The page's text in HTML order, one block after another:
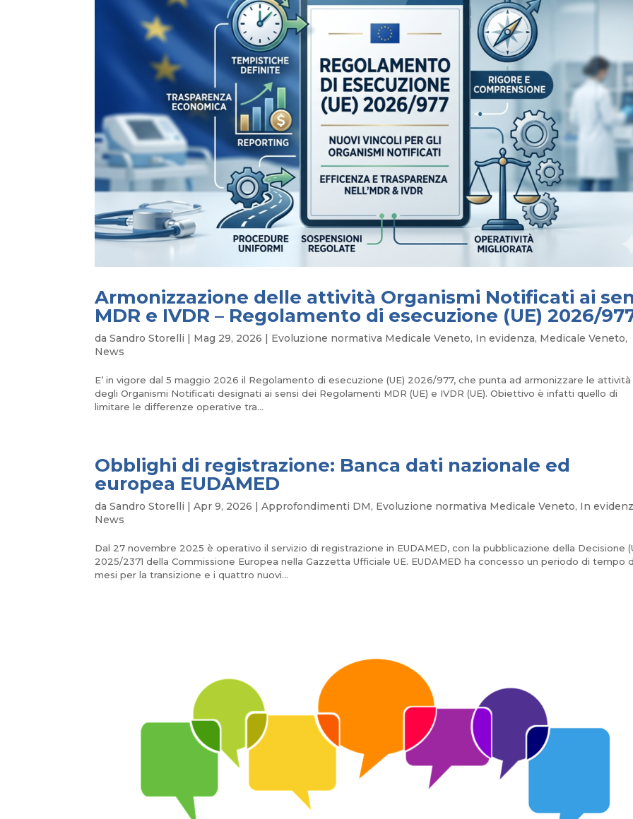
Armonizzazione delle attività Organismi Notificati ai
MDR e IVDR – Regolamento di esecuzione (UE) 2026/
daSandro Storelli | Mag 29, 2026 | Evoluzione normativa Medicale Veneto, In evidenza, Medicale Veneto,
News
E’ in vigore dal 5 maggio 2026 il Regolamento di esecuzione (UE) 2026/977, che punta ad armonizzare le attività
degli Organismi Notificati designati ai sensi dei Regolamenti MDR (UE) e IVDR (UE). Obiettivo è infatti quello di
limitare le differenze operative tra...
Obblighi di registrazione: Banca dati nazionale ed
europea EUDAMED
daSandro Storelli |Apr 9, 2026 |Approfondimenti DM, Evoluzione normativa Medicale Veneto, In
News
Dal 27 novembre 2025 è operativo il servizio di registrazione in EUDAMED, con la pubblicazione della Decisione
2025/2371 della Commissione Europea nella Gazzetta Ufficiale UE. EUDAMED ha concesso un periodo di tempo
mesi per la transizione e i quattro nuovi...